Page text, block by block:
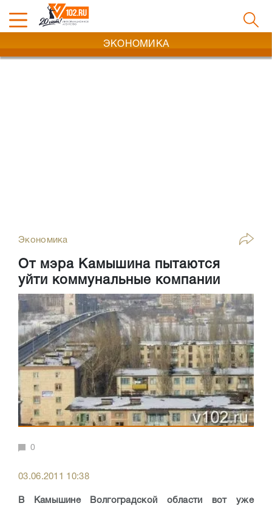
ЭКОНОМИКА
Экономика
От мэра Камышина пытаются
уйти коммунальные компании
0
03.06.2011 10:38
В Камышине Волгоградской области вот уже